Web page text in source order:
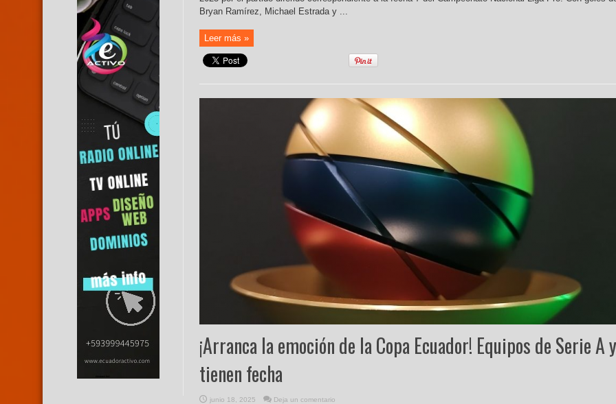
Bryan Ramírez, Michael Estrada y ...
Leer más »
¡Arranca la emoción de la Copa Ecuador! Equipos de Serie A
tienen fecha
junio 18, 2025 Deja un comentario